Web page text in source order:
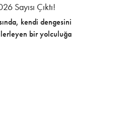
Sayısı Çıktı!
kendi dengesini
bir yolculuğa